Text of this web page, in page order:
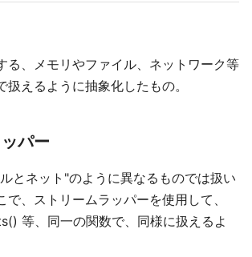
る、メモリやファイル、ネットワーク等
扱えるように抽象化したもの。
パー
とネット"のように異なるものでは扱い
で、ストリームラッパーを使用して、
等、同一の関数で、同様に扱えるよ